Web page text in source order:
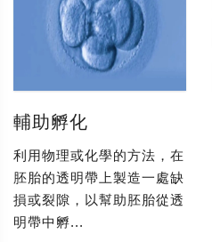
輔助孵化
利用物理或化學的方法，在
胚胎的透明帶上製造一處缺
損或裂隙，以幫助胚胎從透
明帶中孵...